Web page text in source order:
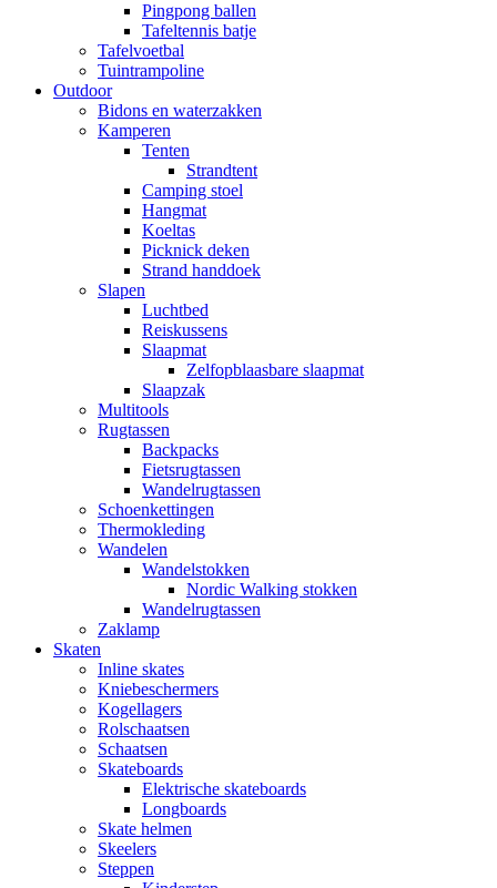
Pingpong ballen
Tafeltennis batje
Tafelvoetbal
Tuintrampoline
Outdoor
Bidons en waterzakken
Kamperen
Tenten
Strandtent
Camping stoel
Hangmat
Koeltas
Picknick deken
Strand handdoek
Slapen
Luchtbed
Reiskussens
Slaapmat
Zelfopblaasbare slaapmat
Slaapzak
Multitools
Rugtassen
Backpacks
Fietsrugtassen
Wandelrugtassen
Schoenkettingen
Thermokleding
Wandelen
Wandelstokken
Nordic Walking stokken
Wandelrugtassen
Zaklamp
Skaten
Inline skates
Kniebeschermers
Kogellagers
Rolschaatsen
Schaatsen
Skateboards
Elektrische skateboards
Longboards
Skate helmen
Skeelers
Steppen